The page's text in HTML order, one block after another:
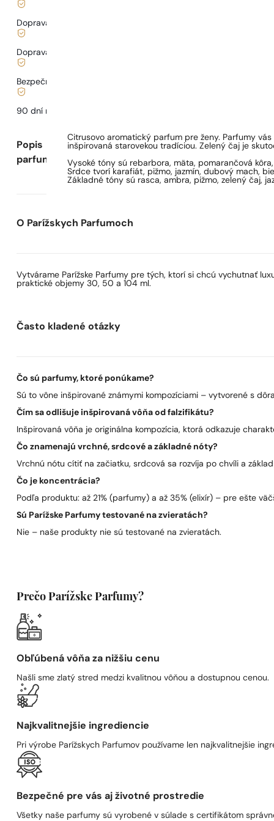
Doprava zadarmo od
Doprava od
Bezpečné nakupovanie a platby
90 dní na
Popis
parfumu
Citrusovo aromatický parfum pre ženy. Parfumy
inšpirovaná starovekou tradíciou. Zelený čaj je
Vysoké tóny sú rebarbora, mäta, pomarančová
Srdce tvorí karafiát, pižmo, jazmín, dubový mach,
Základné tóny sú rasca, ambra, pižmo, zelený čaj,
O Parížskych Parfumoch
Vytvárame Parížske Parfumy pre tých, ktorí si chcú vychutnať
praktické objemy 30, 50 a 104 ml.
Často kladené otázky
Čo sú parfumy, ktoré ponúkame?
Sú to vône inšpirované známymi kompozíciami – vytvorené s
Čím sa odlišuje inšpirovaná vôňa od falzifikátu?
Inšpirovaná vôňa je originálna kompozícia, ktorá odkazuje
Čo znamenajú vrchné, srdcové a základné nóty?
Vrchnú nótu cítiť na začiatku, srdcová sa rozvíja po chvíli a
Čo je koncentrácia?
Podľa produktu: až 21% (parfumy) a až 35% (elixír) – pre ešte
Sú Parížske Parfumy testované na zvieratách?
Nie – naše produkty nie sú testované na zvieratách.
Prečo Parížske Parfumy?
Obľúbená vôňa za nižšiu cenu
Našli sme zlatý stred medzi kvalitnou vôňou a dostupnou cenou.
Najkvalitnejšie ingrediencie
Pri výrobe Parížskych Parfumov používame len najkvalitnejšie
Bezpečné pre vás aj životné prostredie
Všetky naše parfumy sú vyrobené v súlade s certifikátom